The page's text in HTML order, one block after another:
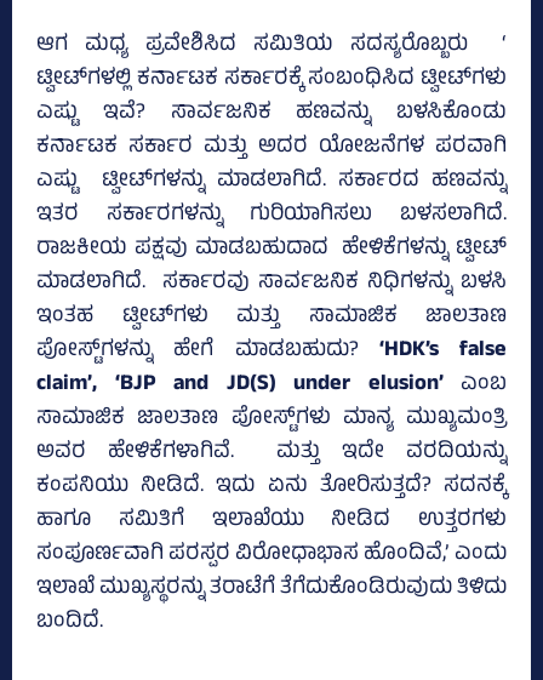
ಆಗ ಮಧ್ಯ ಪ್ರವೇಶಿಸಿದ ಸಮಿತಿಯ ಸದಸ್ಯರೊಬ್ಬರು ‘
ಟ್ವೀಟ್‌ಗಳಲ್ಲಿ ಕರ್ನಾಟಕ ಸರ್ಕಾರಕ್ಕೆ ಸಂಬಂಧಿಸಿದ ಟ್ವೀಟ್‌ಗಳು
ಎಷ್ಟು ಇವೆ? ಸಾರ್ವಜನಿಕ ಹಣವನ್ನು ಬಳಸಿಕೊಂಡು
ಕರ್ನಾಟಕ ಸರ್ಕಾರ ಮತ್ತು ಅದರ ಯೋಜನೆಗಳ ಪರವಾಗಿ
ಎಷ್ಟು ಟ್ವೀಟ್‌ಗಳನ್ನು ಮಾಡಲಾಗಿದೆ. ಸರ್ಕಾರದ ಹಣವನ್ನು
ಇತರ ಸರ್ಕಾರಗಳನ್ನು ಗುರಿಯಾಗಿಸಲು ಬಳಸಲಾಗಿದೆ.
ರಾಜಕೀಯ ಪಕ್ಷವು ಮಾಡಬಹುದಾದ ಹೇಳಿಕೆಗಳನ್ನು ಟ್ವೀಟ್
ಮಾಡಲಾಗಿದೆ. ಸರ್ಕಾರವು ಸಾರ್ವಜನಿಕ ನಿಧಿಗಳನ್ನು ಬಳಸಿ
ಇಂತಹ ಟ್ವೀಟ್‌ಗಳು ಮತ್ತು ಸಾಮಾಜಿಕ ಜಾಲತಾಣ
ಪೋಸ್ಟ್‌ಗಳನ್ನು ಹೇಗೆ ಮಾಡಬಹುದು?‘HDK’s false
claim’, ‘BJP and JD(S) under elusion’ಎಂಬ
ಸಾಮಾಜಿಕ ಜಾಲತಾಣ ಪೋಸ್ಟ್‌ಗಳು ಮಾನ್ಯ ಮುಖ್ಯಮಂತ್ರಿ
ಅವರ ಹೇಳಿಕೆಗಳಾಗಿವೆ. ಮತ್ತು ಇದೇ ವರದಿಯನ್ನು
ಕಂಪನಿಯು ನೀಡಿದೆ. ಇದು ಏನು ತೋರಿಸುತ್ತದೆ? ಸದನಕ್ಕೆ
ಹಾಗೂ ಸಮಿತಿಗೆ ಇಲಾಖೆಯು ನೀಡಿದ ಉತ್ತರಗಳು
ಸಂಪೂರ್ಣವಾಗಿ ಪರಸ್ಪರ ವಿರೋಧಾಭಾಸ ಹೊಂದಿವೆ,’ ಎಂದು
ಇಲಾಖೆ ಮುಖ್ಯಸ್ಥರನ್ನು ತರಾಟೆಗೆ ತೆಗೆದುಕೊಂಡಿರುವುದು ತಿಳಿದು
ಬಂದಿದೆ.